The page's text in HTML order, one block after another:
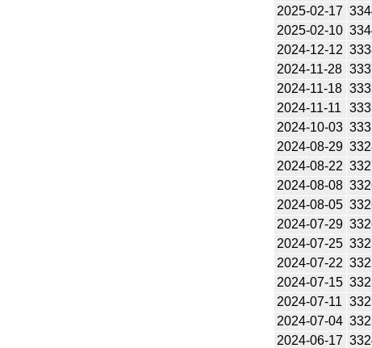
2025-02-17
2025-02-10
2024-12-12
2024-11-28
2024-11-18
2024-11-11
2024-10-03
2024-08-29
2024-08-22
2024-08-08
2024-08-05
2024-07-29
2024-07-25
2024-07-22
2024-07-15
2024-07-11
2024-07-04
2024-06-17